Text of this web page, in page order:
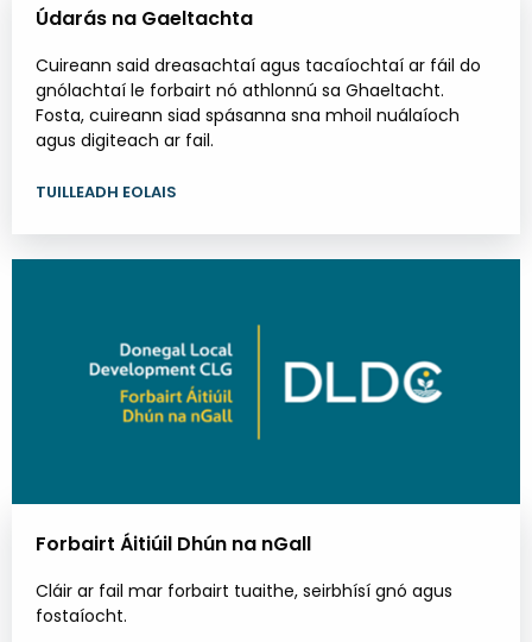
Údarás na Gaeltachta
Cuireann said dreasachtaí agus tacaíochtaí ar fáil do
gnólachtaí le forbairt nó athlonnú sa Ghaeltacht.
Fosta, cuireann siad spásanna sna mhoil nuálaíoch
agus digiteach ar fail.
TUILLEADH EOLAIS
Forbairt Áitiúil Dhún na nGall
Cláir ar fail mar forbairt tuaithe, seirbhísí gnó agus
fostaíocht.